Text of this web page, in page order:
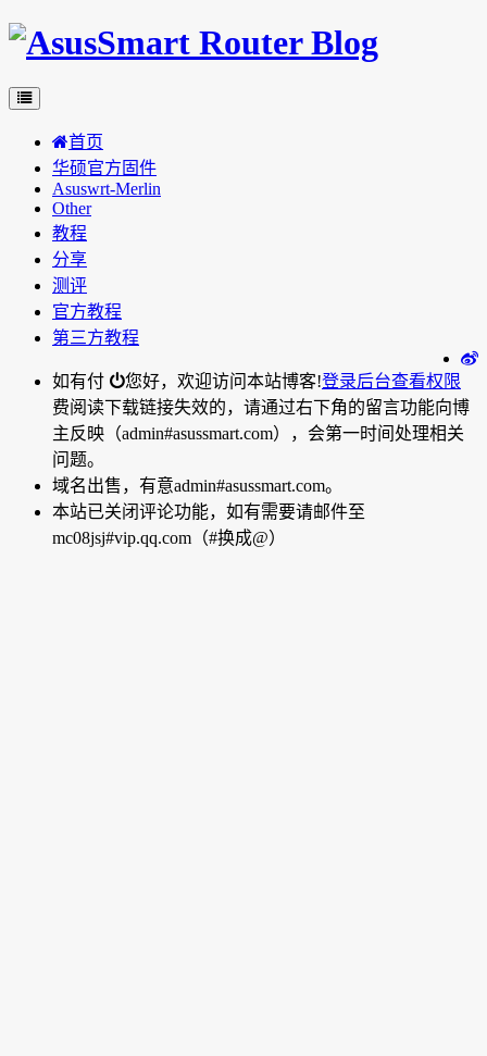
首页
华硕官方固件
Asuswrt-Merlin
Other
教程
分享
测评
官方教程
第三方教程
您好，欢迎访问本站博客!登录后台查看权限
如有付
费阅读下载链接失效的，请通过右下角的留言功能向博
主反映（admin#asussmart.com），会第一时间处理相关
问题。
域名出售，有意admin#asussmart.com。
本站已关闭评论功能，如有需要请邮件至
mc08jsj#vip.qq.com（#换成@）